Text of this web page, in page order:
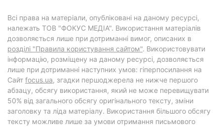
Всі права на матеріали, опубліковані на даному ресурсі,
належать ТОВ "ФОКУС МЕДІА". Використання матеріалів
дозволяється лише при дотриманні вимог, описаних в
розділі "Правила користування сайтом". Використовувати
інформацію, розміщену на даному ресурсі, дозволяється
лише при дотриманні наступних умов: гіперпосилання на
Cайт focus.ua, згадки першоджерела не нижче першого
абзацу, обсягу використання, який не може перевищувати
50% від загального обсягу оригінального тексту, зміни
заголовку та ліда матеріалу. Використання більшого обсягу
тексту можливе лише за умови отримання письмового